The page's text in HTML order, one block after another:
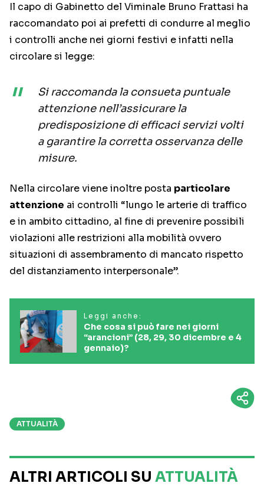
Il capo di Gabinetto del Viminale Bruno Frattasi ha
raccomandato poi ai prefetti di condurre al meglio
i controlli anche nei giorni festivi e infatti nella
circolare si legge:
Si raccomanda la consueta puntuale
attenzione nell’assicurare la
predisposizione di efficaci servizi volti
a garantire la corretta osservanza delle
misure.
Nella circolare viene inoltre posta particolare
attenzione ai controlli “lungo le arterie di traffico
e in ambito cittadino, al fine di prevenire possibili
violazioni alle restrizioni alla mobilità ovvero
situazioni di assembramento di mancato rispetto
del distanziamento interpersonale”.
Leggi anche:
Che cosa si può fare nei giorni
“arancioni” (28, 29, 30 dicembre e 4
gennaio)?
ATTUALITÀ
ALTRI ARTICOLI SU ATTUALITÀ